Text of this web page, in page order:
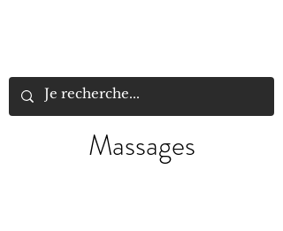
Massages